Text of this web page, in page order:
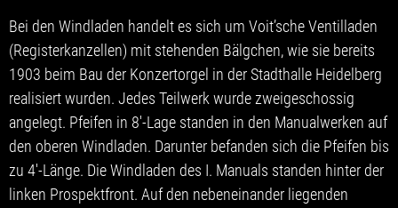
Bei den Windladen handelt es sich um Voit’sche Ventilladen
(Registerkanzellen) mit stehenden Bälgchen, wie sie bereits
1903 beim Bau der Konzertorgel in der Stadthalle Heidelberg
realisiert wurden. Jedes Teilwerk wurde zweigeschossig
angelegt. Pfeifen in 8′-Lage standen in den Manualwerken auf
den oberen Windladen. Darunter befanden sich die Pfeifen bis
zu 4′-Länge. Die Windladen des I. Manuals standen hinter der
linken Prospektfront. Auf den nebeneinander liegenden